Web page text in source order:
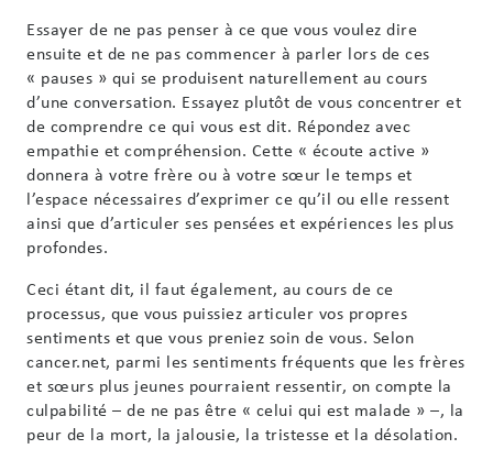
Essayer de ne pas penser à ce que vous voulez dire
ensuite et de ne pas commencer à parler lors de ces
« pauses » qui se produisent naturellement au cours
d’une conversation. Essayez plutôt de vous concentrer et
de comprendre ce qui vous est dit. Répondez avec
empathie et compréhension. Cette « écoute active »
donnera à votre frère ou à votre sœur le temps et
l’espace nécessaires d’exprimer ce qu’il ou elle ressent
ainsi que d’articuler ses pensées et expériences les plus
profondes.
Ceci étant dit, il faut également, au cours de ce
processus, que vous puissiez articuler vos propres
sentiments et que vous preniez soin de vous. Selon
cancer.net, parmi les sentiments fréquents que les frères
et sœurs plus jeunes pourraient ressentir, on compte la
culpabilité – de ne pas être « celui qui est malade » –, la
peur de la mort, la jalousie, la tristesse et la désolation.